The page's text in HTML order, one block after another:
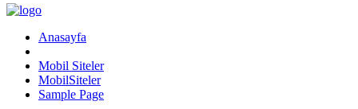
Anasayfa
Mobil Siteler
MobilSiteler
Sample Page